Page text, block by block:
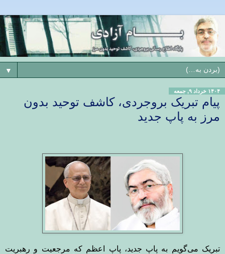
▼
۱۴۰۴ خرداد ۹, جمعه
پیام تبریک بروجردی، کاشف توحید بدون
مرز به پاپ جدید
تبریک می‌گویم به پاپ جدید، پاپ اعظم که مرجعیت و رهبریت